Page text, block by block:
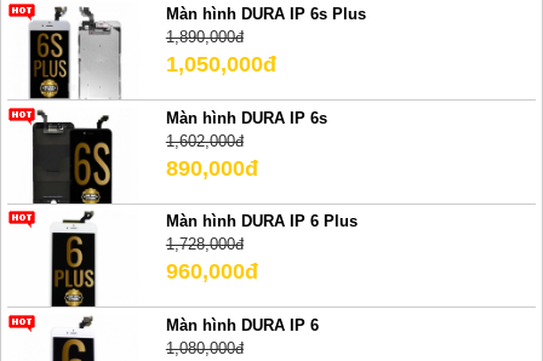
Màn hình DURA IP 6s Plus
1,890,000đ
1,050,000đ
Màn hình DURA IP 6s
1,602,000đ
890,000đ
Màn hình DURA IP 6 Plus
1,728,000đ
960,000đ
Màn hình DURA IP 6
1,080,000đ